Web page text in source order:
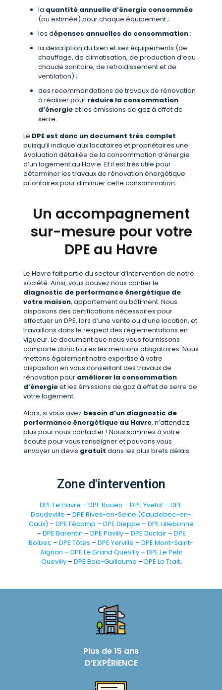
la quantité annuelle d’énergie consommée
(ou estimée) pour chaque équipement ;
les dépenses annuelles de consommation;
la description du bien et ses équipements (de
chauffage, de climatisation, de production d’eau
chaude sanitaire, de refroidissement et de
ventilation) ;
des recommandations de travaux de rénovation
à réaliser pour réduire la consommation
d’énergieet les émissions de gaz à effet de
serre.
Le DPE est donc un document très complet
puisqu’il indique aux locataires et propriétaires une
évaluation détaillée de la consommation d’énergie
d’un logement au Havre. Et il est très utile pour
déterminer les travaux de rénovation énergétique
prioritaires pour diminuer cette consommation.
Un accompagnement
sur-mesure pour votre
DPE au Havre
Le Havre fait partie du secteur d’intervention de notre
société. Ainsi, vous pouvez nous confier le
diagnostic de performance énergétique de
votre maison, appartement ou bâtiment. Nous
disposons des certifications nécessaires pour
effectuer un DPE, lors d’une vente ou d’une location, et
travaillons dans le respect des règlementations en
vigueur. Le document que nous vous fournissons
comporte donc toutes les mentions obligatoires. Nous
mettons également notre expertise à votre
disposition en vous conseillant des travaux de
rénovation pouraméliorer la consommation
d’énergieet les émissions de gaz à effet de serre de
votre logement.
Alors, si vous avez besoin d’un diagnostic de
performance énergétique au Havre, n’attendez
plus pour nous contacter ! Nous sommes à votre
écoute pour vous renseigner et pouvons vous
envoyer un devis gratuit dans les plus brefs délais.
Zone d'intervention
DPE Le Havre – DPE Rouen – DPE Yvetot – DPE
Doudeville – DPE Rives-en-Seine (Caudebec-en-
Caux) – DPE Fécamp – DPE Dieppe – DPE Lillebonne
– DPE Barentin – DPE Pavilly– DPE Duclair– DPE
Bolbec – DPE Tôtes – DPE Yerville – DPE Mont-Saint-
Aignan – DPE Le Grand Quevilly– DPE Le Petit
Quevilly– DPE Bois-Guillaume – DPE Le Trait.
Plus de 15 ans
D’EXPÉRIENCE